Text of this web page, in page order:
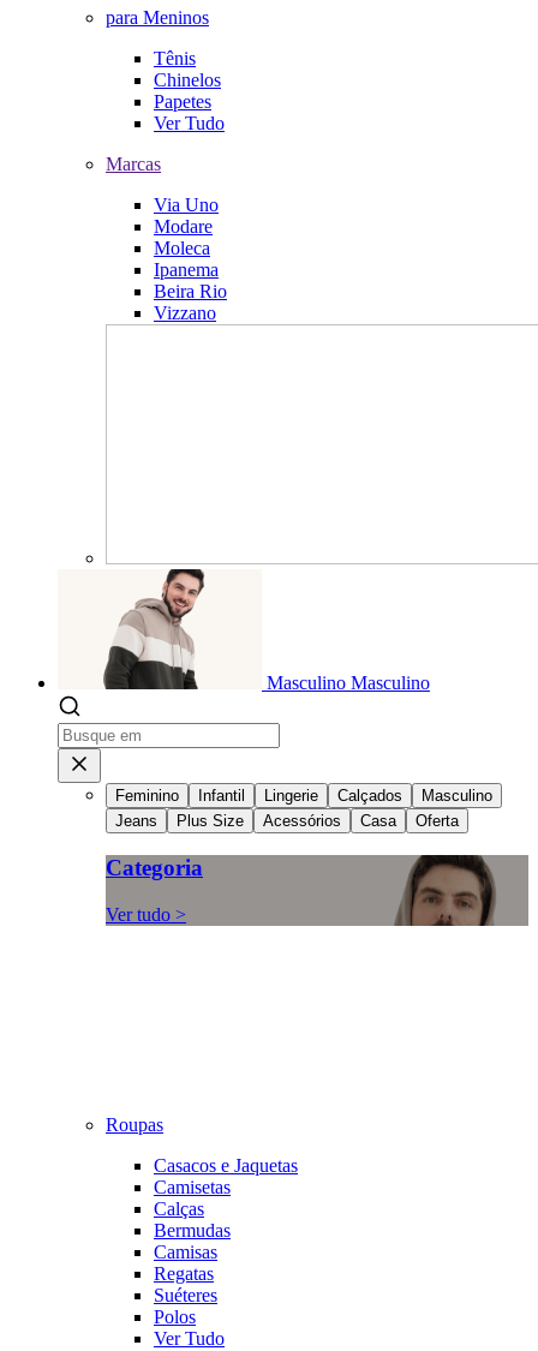
para Meninos
Tênis
Chinelos
Papetes
Ver Tudo
Marcas
Via Uno
Modare
Moleca
Ipanema
Beira Rio
Vizzano
Masculino Masculino
Feminino Infantil Lingerie Calçados
Masculino
Jeans
Plus Size Acessórios Casa Oferta
Categoria
Ver tudo >
Roupas
Casacos e Jaquetas
Camisetas
Calças
Bermudas
Camisas
Regatas
Suéteres
Polos
Ver Tudo